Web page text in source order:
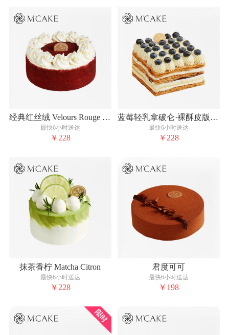
经典红丝绒 Velours Rouge Classique
最快6小时送达
￥228
蓝莓轻乳拿破仑·裸酥皮版 Napoléon Aux Myrtilles
最快6小时送达
￥228
抹茶香柠 Matcha Citron‌
最快6小时送达
￥228
君度可可
最快6小时送达
￥198